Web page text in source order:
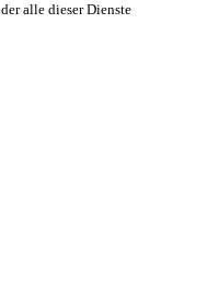
alle dieser Dienste